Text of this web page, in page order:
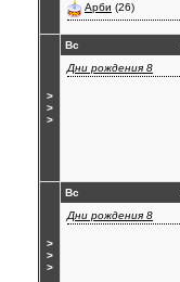
Арби (26)
>
>
>
Вс
Дни рождения 8
>
>
>
Вс
Дни рождения 8